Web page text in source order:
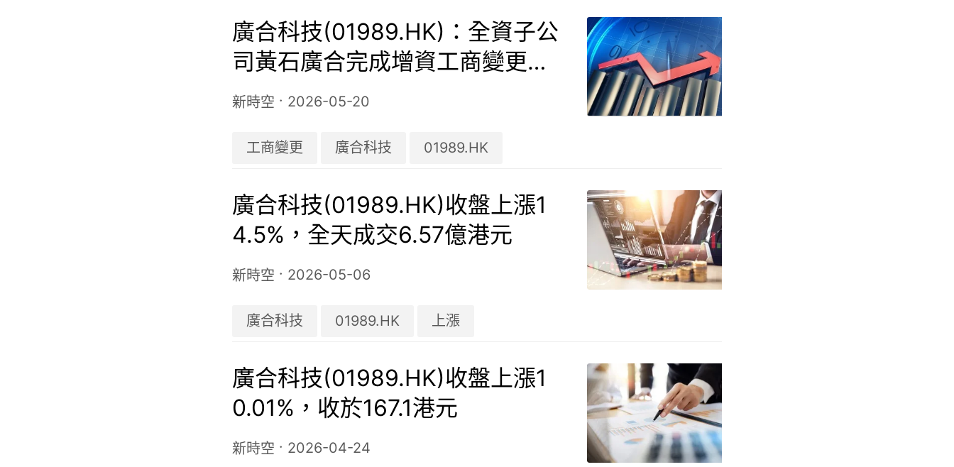
廣合科技(01989.HK)：全資子公
司黃石廣合完成增資工商變更，
注冊資本增至7.8億元
新時空 · 2026-05-20
工商變更 廣合科技 01989.HK
廣合科技(01989.HK)收盤上漲1
4.5%，全天成交6.57億港元
新時空 · 2026-05-06
廣合科技 01989.HK 上漲
廣合科技(01989.HK)收盤上漲1
0.01%，收於167.1港元
新時空 · 2026-04-24